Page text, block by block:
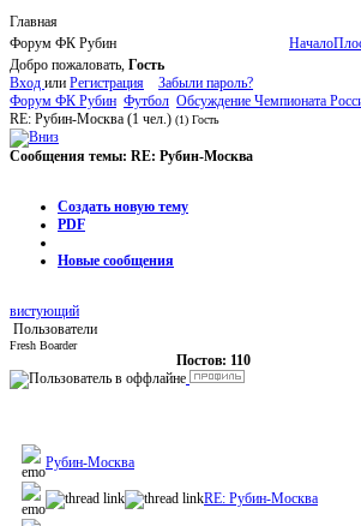
Главная
Форум ФК Рубин
Начало
Добро пожаловать, Гость
Вход или Регистрация
Забыли пароль?
Форум ФК Рубин Футбол Обсуждение Чемпионата
RE: Рубин-Москва (1 чел.) (1) Гость
Сообщения темы: RE: Рубин-Москва
Создать новую тему
PDF
Новые сообщения
вистующий
Пользователи
Fresh Boarder
Постов: 110
Рубин-Москва
RE: Рубин-Москва